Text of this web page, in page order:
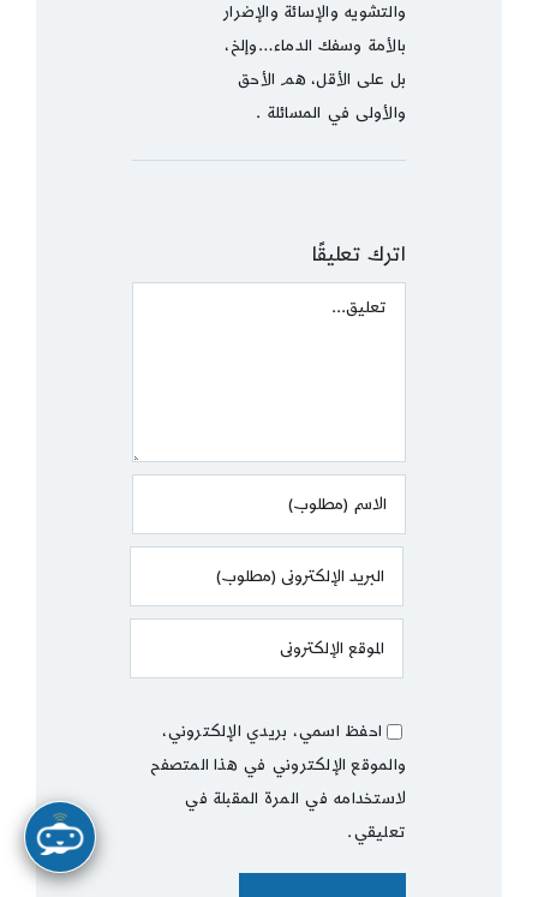
والتشويه والإسائة والإضرار
بالأمة وسفك الدماء…وإلخ،
بل على الأقل، هم الأحق
والأولى في المسائلة .
اترك تعليقًا
Comment
احفظ اسمي، بريدي الإلكتروني،
والموقع الإلكتروني في هذا المتصفح
لاستخدامه في المرة المقبلة في
تعليقي.